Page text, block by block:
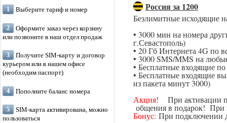
Выберите тариф и номер
Оформите заказ через корзину
или позвоните в наш отдел продаж
Получите SIM-карту и договор
курьером или в нашем офисе
(необходим паспорт)
Пополните баланс номера
SIM-карта активирована, можно
пользоваться
Россия за 1200
Безлимитные исходящие
• 3000 мин на номера
г.Севастополь)
• 20 Гб Интернета 4G по
• 3000 SMS/MMS на
• Бесплатные входящие
• Бесплатные входящие
из пакета минут 3000)
Акция! При активации
общения в подарок! При
Бонус: При подключении